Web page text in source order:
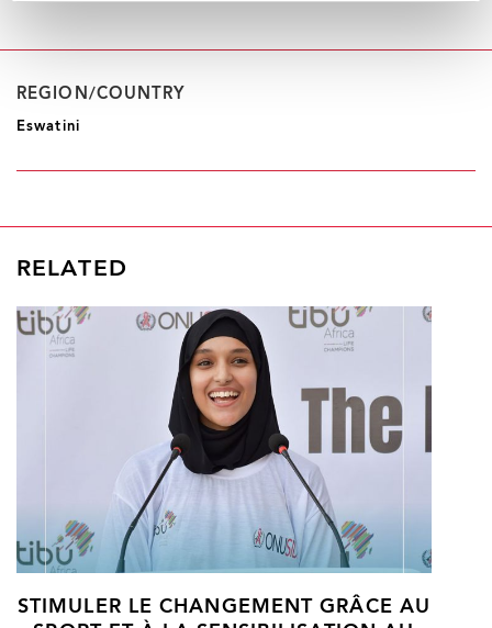
REGION/COUNTRY
Eswatini
RELATED
STIMULER LE CHANGEMENT GRÂCE AU